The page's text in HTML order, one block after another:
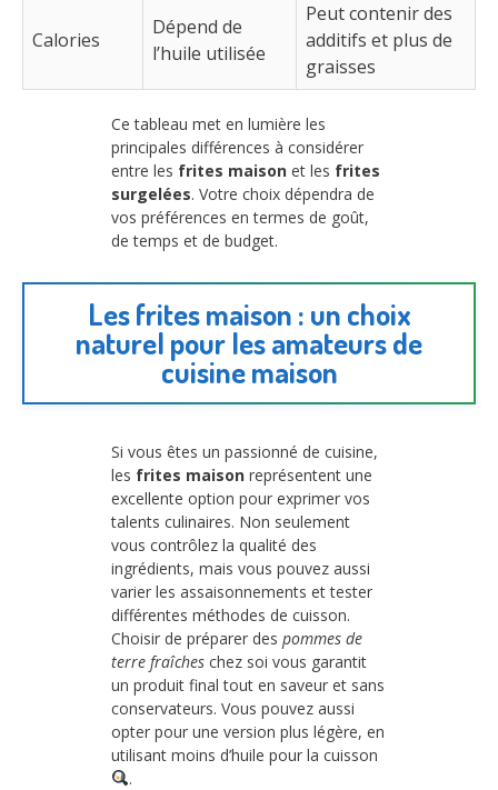
Calories
Dépend de
l’huile utilisée
Peut contenir des
additifs et plus de
graisses
Ce tableau met en lumière les
principales différences à considérer
entre les frites maison et les frites
surgelées. Votre choix dépendra de
vos préférences en termes de goût,
de temps et de budget.
Les frites maison : un choix
naturel pour les amateurs de
cuisine maison
Si vous êtes un passionné de cuisine,
les frites maison représentent une
excellente option pour exprimer vos
talents culinaires. Non seulement
vous contrôlez la qualité des
ingrédients, mais vous pouvez aussi
varier les assaisonnements et tester
différentes méthodes de cuisson.
Choisir de préparer des pommes de
terre fraîches chez soi vous garantit
un produit final tout en saveur et sans
conservateurs. Vous pouvez aussi
opter pour une version plus légère, en
utilisant moins d’huile pour la cuisson
.